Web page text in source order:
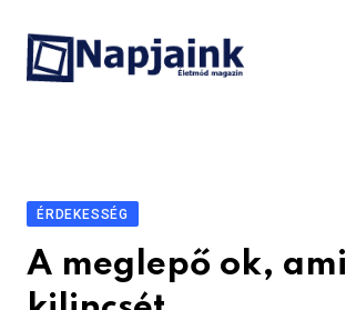
content
ÉRDEKESSÉG
A meglepő ok,